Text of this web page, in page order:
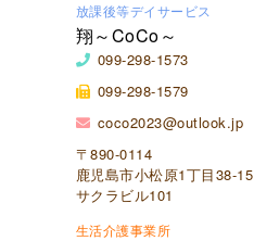
放課後等デイサービス
翔～CoCo～
099-298-1573
099-298-1579
coco2023@outlook.jp
〒890-0114
鹿児島市小松原1丁目38-15
サクラビル101
生活介護事業所